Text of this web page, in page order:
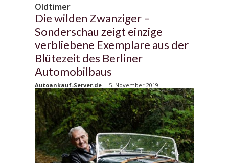
Oldtimer
Die wilden Zwanziger –
Sonderschau zeigt einzige
verbliebene Exemplare aus der
Blütezeit des Berliner
Automobilbaus
Autoankauf-Server.de - 5. November 2019